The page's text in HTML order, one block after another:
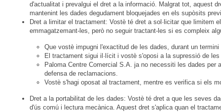
d'actualitat i prevalgui el dret a la informació. Malgrat tot, aquest
mantenint les dades degudament bloquejades en els supòsits
Dret a limitar el tractament: Vostè té dret a sol·licitar que limitem
emmagatzemant-les, però no seguir tractant-les si es compleix
Que vostè impugni l'exactitud de les dades, durant un
El tractament sigui il·lícit i vostè s'oposi a la supressió de
Paloma Centre Comercial S.A. ja no necessiti les dades
defensa de reclamacions.
Vostè s'hagi oposat al tractament, mentre es verifica si els
Dret a la portabilitat de les dades: Vostè té dret a que les seves
d'ús comú i lectura mecànica. Aquest dret s'aplica quan el